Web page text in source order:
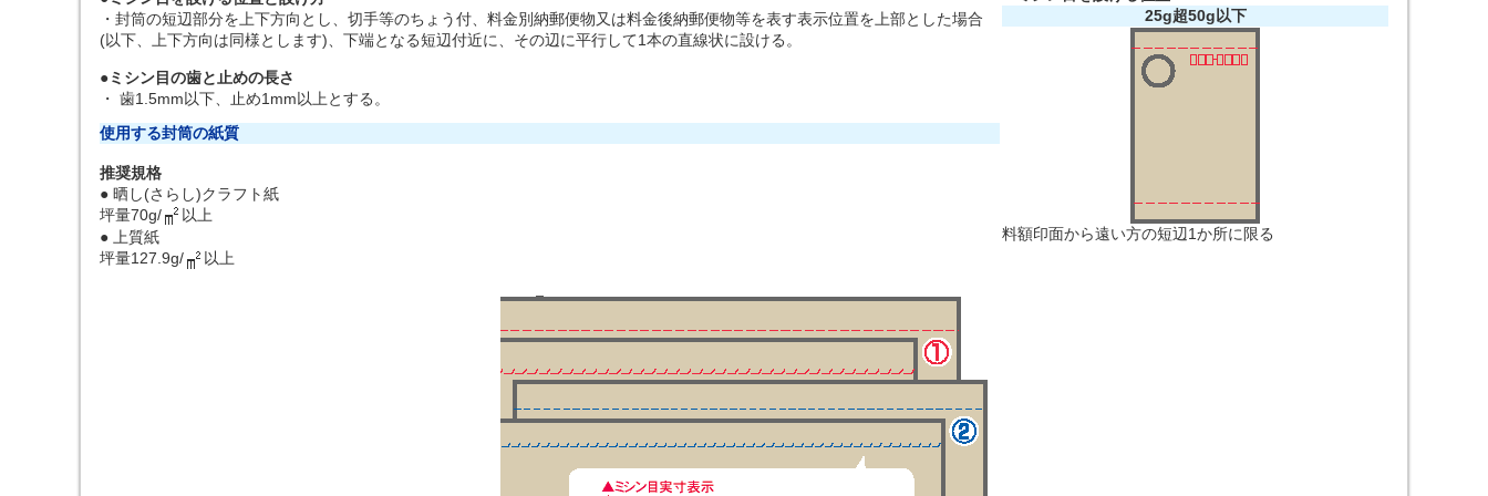
25g超50g以下
料額印面から遠い方の短辺1か所に限る
・封筒の短辺部分を上下方向とし、切手等のちょう付、料金別納郵便物又は料金後納郵便物等を表す表示位置を上部とした場合
(以下、上下方向は同様とします)、下端となる短辺付近に、その辺に平行して1本の直線状に設ける。
●ミシン目の歯と止めの長さ
・ 歯1.5mm以下、止め1mm以上とする。
使用する封筒の紙質
推奨規格
● 晒し(さらし)クラフト紙
坪量70g/
以上
● 上質紙
坪量127.9g/
以上